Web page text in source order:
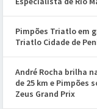
Pimpões Triatlo em
Triatlo Cidade de
André Rocha brilha
de 25 km e Pimpões
Zeus Grand Prix